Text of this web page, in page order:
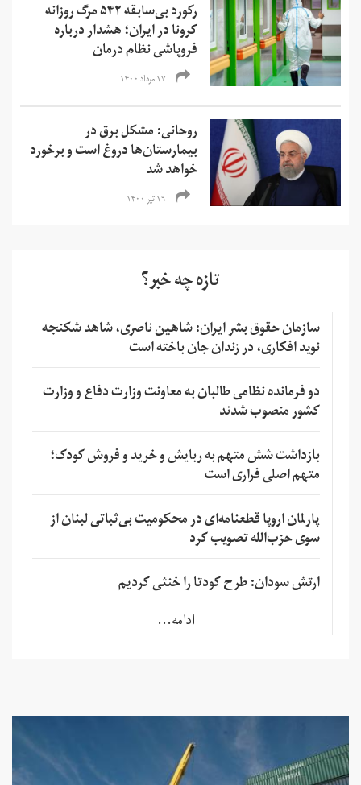
رکورد بی‌سابقه ۵۴۲ مرگ روزانه
کرونا در ایران؛ هشدار درباره
فروپاشی نظام درمان
۱۷ مرداد ۱۴۰۰
روحانی: مشکل برق در
بیمارستان‌ها دروغ است و برخورد
خواهد شد
۱۹ تیر ۱۴۰۰
تازه چه خبر؟
سازمان حقوق بشر ایران: شاهین ناصری، شاهد شکنجه
نوید افکاری، در زندان جان باخته است
دو فرمانده نظامی طالبان به معاونت وزارت دفاع و وزارت
کشور منصوب شدند
بازداشت شش متهم به ربایش و خرید و فروش کودک؛
متهم اصلی فراری است
پارلمان اروپا قطعنامه‌ای در محکومیت بی‌ثباتی لبنان از
سوی حزب‌الله تصویب کرد
ارتش سودان: طرح کودتا را خنثی کردیم
ادامه...